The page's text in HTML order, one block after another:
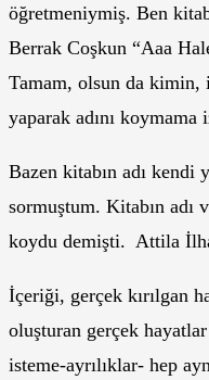
öğretmeniymiş. Ben
Berrak Coşkun “Aaa
Tamam, olsun da kimin,
yaparak adını koymama
Bazen kitabın adı kendi
sormuştum. Kitabın adı
koydu demişti. Attila
İçeriği, gerçek kırılgan
oluşturan gerçek
isteme-ayrılıklar- hep